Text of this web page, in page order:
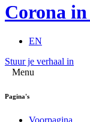
Corona
EN
Stuur je verhaal in
Menu
Pagina's